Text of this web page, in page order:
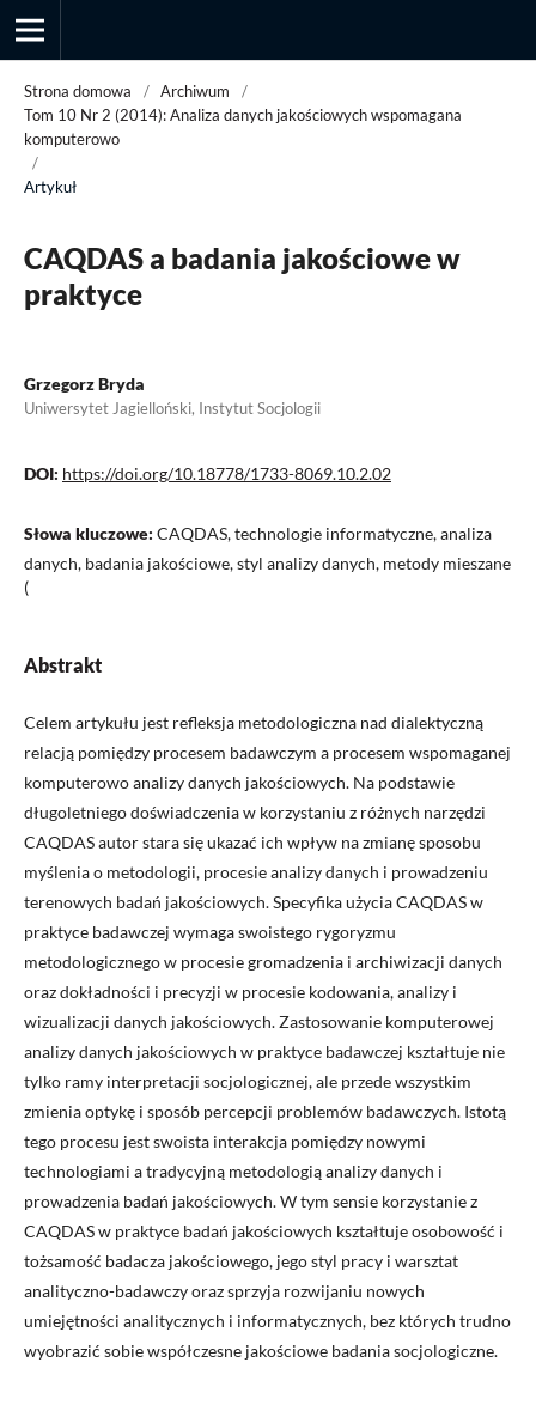
Strona domowa / Archiwum
/
Tom 10 Nr 2 (2014): Analiza danych jakościowych wspomagana
komputerowo
/
Artykuł
CAQDAS a badania jakościowe w
praktyce
Grzegorz Bryda
Uniwersytet Jagielloński, Instytut Socjologii
DOI: https://doi.org/10.18778/1733-8069.10.2.02
Słowa kluczowe: CAQDAS, technologie informatyczne, analiza
danych, badania jakościowe, styl analizy danych, metody mieszane
(
Abstrakt
Celem artykułu jest refleksja metodologiczna nad dialektyczną
relacją pomiędzy procesem badawczym a procesem wspomaganej
komputerowo analizy danych jakościowych. Na podstawie
długoletniego doświadczenia w korzystaniu z różnych narzędzi
CAQDAS autor stara się ukazać ich wpływ na zmianę sposobu
myślenia o metodologii, procesie analizy danych i prowadzeniu
terenowych badań jakościowych. Specyfika użycia CAQDAS w
praktyce badawczej wymaga swoistego rygoryzmu
metodologicznego w procesie gromadzenia i archiwizacji danych
oraz dokładności i precyzji w procesie kodowania, analizy i
wizualizacji danych jakościowych. Zastosowanie komputerowej
analizy danych jakościowych w praktyce badawczej kształtuje nie
tylko ramy interpretacji socjologicznej, ale przede wszystkim
zmienia optykę i sposób percepcji problemów badawczych. Istotą
tego procesu jest swoista interakcja pomiędzy nowymi
technologiami a tradycyjną metodologią analizy danych i
prowadzenia badań jakościowych. W tym sensie korzystanie z
CAQDAS w praktyce badań jakościowych kształtuje osobowość i
tożsamość badacza jakościowego, jego styl pracy i warsztat
analityczno-badawczy oraz sprzyja rozwijaniu nowych
umiejętności analitycznych i informatycznych, bez których trudno
wyobrazić sobie współczesne jakościowe badania socjologiczne.